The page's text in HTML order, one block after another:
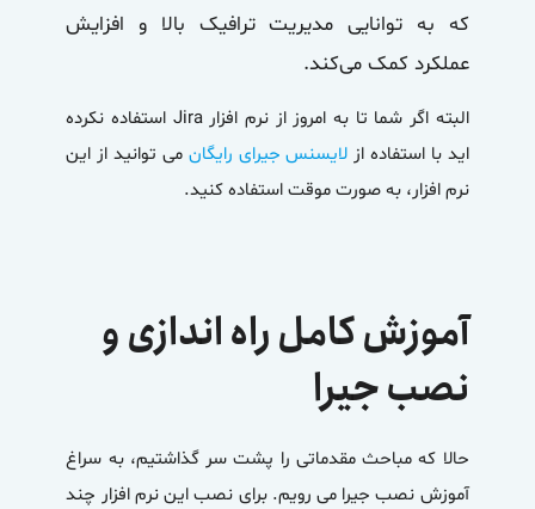
که به توانایی مدیریت ترافیک بالا و افزایش
عملکرد کمک می‌کند.
البته اگر شما تا به امروز از نرم افزار Jira استفاده نکرده
اید با استفاده از لایسنس جیرای رایگان می توانید از این
نرم افزار، به صورت موقت استفاده کنید.
آموزش کامل راه اندازی و
نصب جیرا
حالا که مباحث مقدماتی را پشت سر گذاشتیم، به سراغ
آموزش نصب جیرا می رویم. برای نصب این نرم افزار چند